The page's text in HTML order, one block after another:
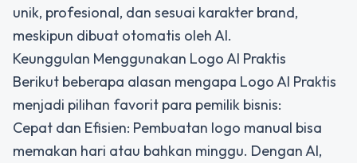
unik, profesional, dan sesuai karakter brand,
meskipun dibuat otomatis oleh AI.
Keunggulan Menggunakan Logo AI Praktis
Berikut beberapa alasan mengapa Logo AI Praktis
menjadi pilihan favorit para pemilik bisnis:
Cepat dan Efisien: Pembuatan logo manual bisa
memakan hari atau bahkan minggu. Dengan AI,